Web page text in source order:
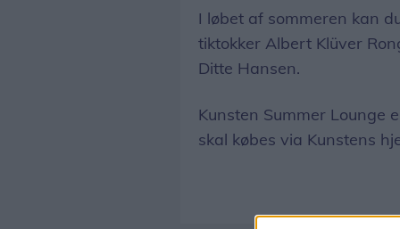
Adler Mejdahl og Mads
Musik: Mattias Kolstrup
Talk:CRIPFEST
I løbet af sommeren kan
tiktokker Albert Klüver
Ditte Hansen.
Kunsten Summer Lounge
skal købes via Kunstens